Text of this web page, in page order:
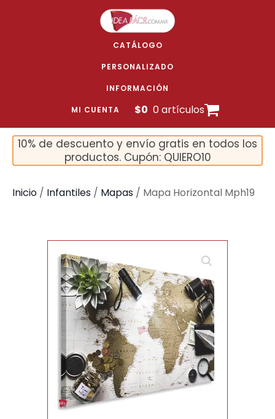
CATÁLOGO
PERSONALIZADO
INFORMACIÓN
MI CUENTA $0 0 artículos
10% de descuento y envío gratis en todos los
productos. Cupón: QUIERO10
Inicio / Infantiles / Mapas / Mapa Horizontal Mph19
🔍